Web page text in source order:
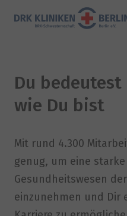
Du bedeutest
wie Du bist
Mit rund 4.300
genug, um eine
Gesundheitswesen
einzunehmen und Dir